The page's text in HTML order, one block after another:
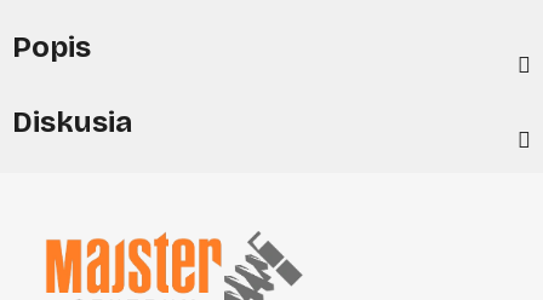
Popis
Diskusia